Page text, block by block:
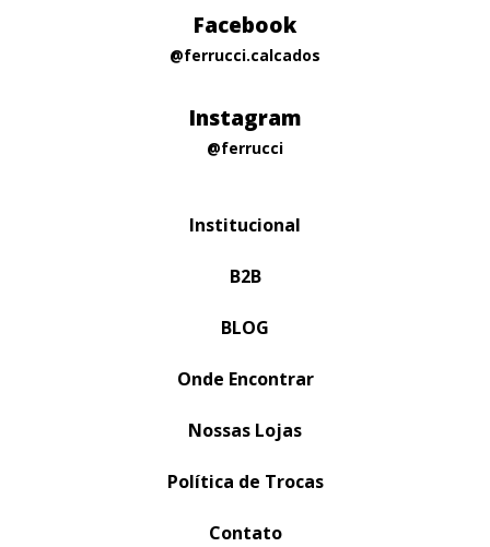
Facebook
@ferrucci.calcados
Instagram
@ferrucci
Institucional
B2B
BLOG
Onde Encontrar
Nossas Lojas
Política de Trocas
Contato